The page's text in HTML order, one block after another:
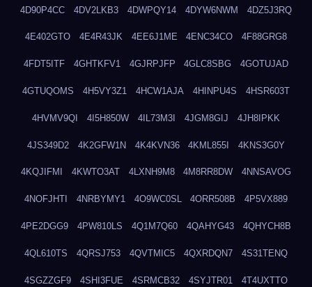
4D90P4CC 4DV2LKB3 4DWPQY14 4DYW6NWM 4DZ5J3RQ
4E402GTO 4E4R43JK 4EE6J1ME 4ENC34CO 4F88GRG8
4FDT5ITF 4GHTKFV1 4GJRPJFP 4GLC8SBG 4GOTUJAD
4GTUQOMS 4H5VY3Z1 4HCW1AJA 4HINPU4S 4HSR603T
4HVMV9QI 4I5H850W 4IL73M3I 4JGM8GIJ 4JH8IPKK
4JS349D2 4K2GFW1N 4K4KVN36 4KML855I 4KNS3G0Y
4KQJIFMI 4KWTO3AT 4LXNH9M8 4M8RR8DW 4NNSAVOG
4NOFJHTI 4NRBYMY1 4O9WC0SL 4ORR508B 4P5VX889
4PE2DGG9 4PW810LS 4Q1M7Q60 4QAHYG43 4QHYCH8B
4QL610TS 4QRSJ753 4QVTMIC5 4QXRDQN7 4S31TENQ
4SGZZGF9 4SHI3FUE 4SRMCB32 4SYJTR01 4T4UXTTO